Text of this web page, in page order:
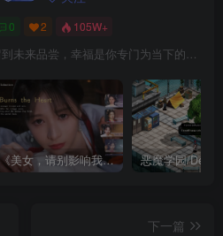
0 2 105W+
幸福不应该留到未来品尝，幸福是你专门为当下的自己所准备的
《美女，请别影响我成仙全球版》中文版
下一篇